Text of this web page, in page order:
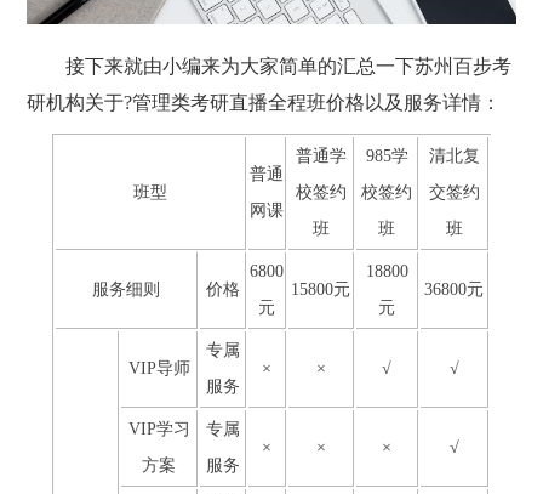
接下来就由小编来为大家简单的汇总一下苏州百步考
研机构关于?管理类考研直播全程班价格以及服务详情：
班型
普通
网课
普通学
校签约
班
985学
校签约
班
清北复
交签约
班
服务细则 价格
6800
元
15800元
18800
元
36800元
VIP导师
专属
服务
× × √ √
VIP学习
方案
专属
服务
× × × √